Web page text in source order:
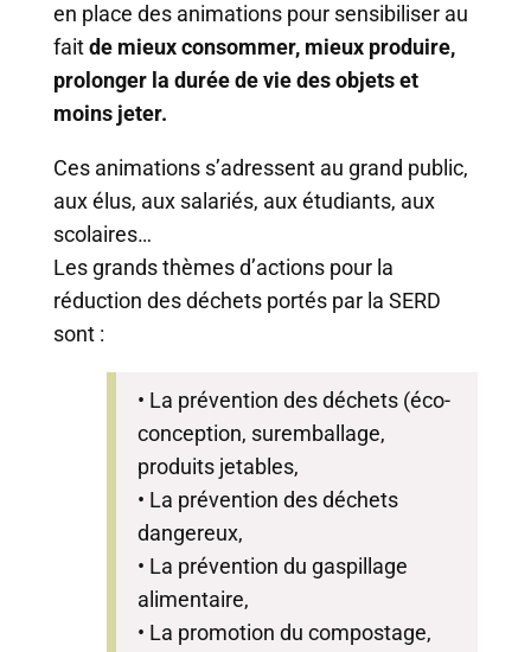
en place des animations pour sensibiliser au
faitde mieux consommer, mieux produire,
prolonger la durée de vie des objets et
moins jeter.
Ces animations s’adressent au grand public,
aux élus, aux salariés, aux étudiants, aux
scolaires…
Les grands thèmes d’actions pour la
réduction des déchets portés par la SERD
sont :
• La prévention des déchets (éco-
conception, suremballage,
produits jetables,
• La prévention des déchets
dangereux,
• La prévention du gaspillage
alimentaire,
• La promotion du compostage,